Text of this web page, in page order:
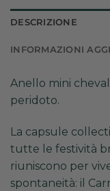
DESCRIZIONE
INFORMAZIONI
Anello mini
peridoto.
La capsule
tutte le festività
riuniscono per
spontaneità: il